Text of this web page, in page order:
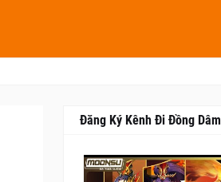
Đăng Ký Kênh Đi Đồng Dâm